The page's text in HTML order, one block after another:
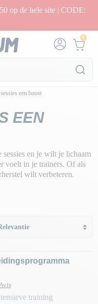
op de hele site | CODE:
0
een boost
EEN
en je wilt je lichaam
voelt in je trainers. Of als
wilt verbeteren.
te maken en verder te
training